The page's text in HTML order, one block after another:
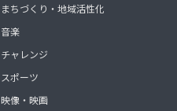
まちづくり・地域活性化
音楽
チャレンジ
スポーツ
映像・映画